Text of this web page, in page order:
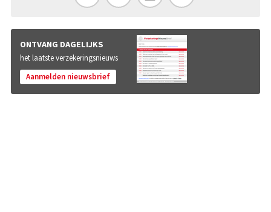
ONTVANG DAGELIJKS
het laatste verzekeringsnieuws
Aanmelden nieuwsbrief